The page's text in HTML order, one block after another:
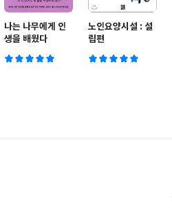
나는 나무에게 인
생을 배웠다
노인요양시설 : 설
립편